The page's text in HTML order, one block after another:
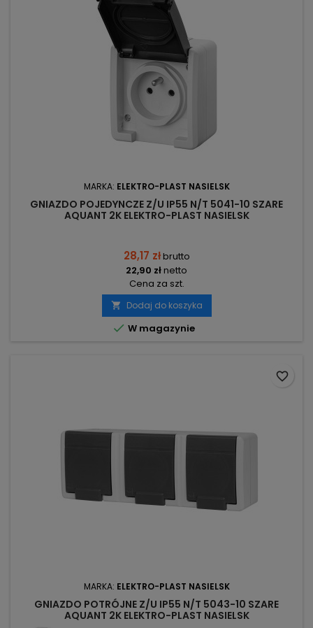
MARKA: ELEKTRO-PLAST NASIELSK
GNIAZDO POJEDYNCZE Z/U IP55 N/T 5041-10 SZARE
AQUANT 2K ELEKTRO-PLAST NASIELSK
28,17 złbrutto
22,90 złnetto
Cena za szt.
 Dodaj do koszyka
 W magazynie
MARKA: ELEKTRO-PLAST NASIELSK
GNIAZDO POTRÓJNE Z/U IP55 N/T 5043-10 SZARE
AQUANT 2K ELEKTRO-PLAST NASIELSK
favorite_border